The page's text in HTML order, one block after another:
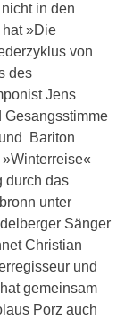
in den
»Die
von
des
Jens
Gesangsstimme
Bariton
durch das
unter
Sänger
Christian
und
gemeinsam
Porz auch